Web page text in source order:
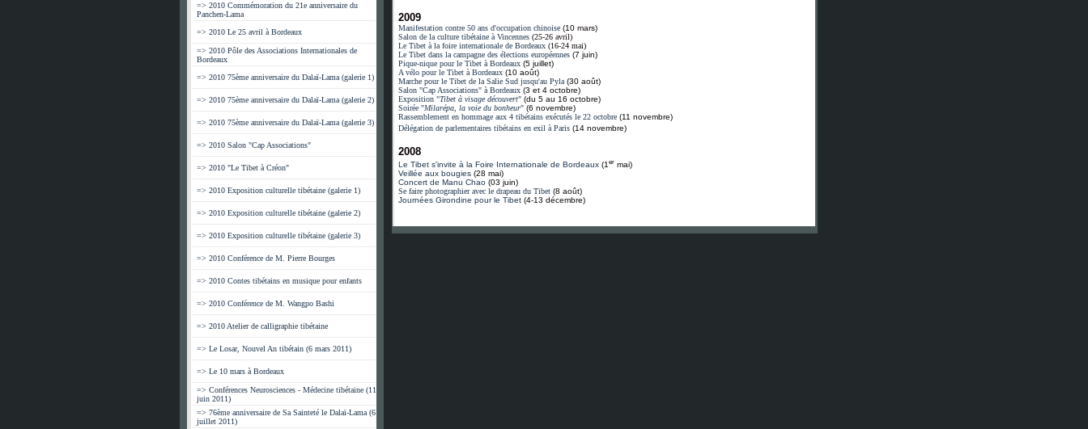
=> 2010 Commémoration du 21e anniversaire du
Panchen-Lama
=> 2010 Le 25 avril à Bordeaux
=> 2010 Pôle des Associations Internationales de
Bordeaux
=> 2010 75ème anniversaire du Dalaï-Lama (galerie 1)
=> 2010 75ème anniversaire du Dalaï-Lama (galerie 2)
=> 2010 75ème anniversaire du Dalaï-Lama (galerie 3)
=> 2010 Salon "Cap Associations"
=> 2010 "Le Tibet à Créon"
=> 2010 Exposition culturelle tibétaine (galerie 1)
=> 2010 Exposition culturelle tibétaine (galerie 2)
=> 2010 Exposition culturelle tibétaine (galerie 3)
=> 2010 Conférence de M. Pierre Bourges
=> 2010 Contes tibétains en musique pour enfants
=> 2010 Conférence de M. Wangpo Bashi
=> 2010 Atelier de calligraphie tibétaine
=> Le Losar, Nouvel An tibétain (6 mars 2011)
=> Le 10 mars à Bordeaux
=> Conférences Neurosciences - Médecine tibétaine (11
juin 2011)
=> 76ème anniversaire de Sa Sainteté le Dalaï-Lama (6
juillet 2011)
2009
Manifestation contre 50 ans d'occupation chinoise (10 mars)
Salon de la culture tibétaine à Vincennes(25-26 avril)
Le Tibet à la foire internationale de Bordeaux(16-24 mai)
Le Tibet dans la campagne des élections européennes(7 juin)
Pique-nique pour le Tibet à Bordeaux(5 juillet)
A vélo pour le Tibet à Bordeaux(10 août)
Marche pour le Tibet de la Salie Sud jusqu'au Pyla(30 août)
Salon "Cap Associations" à Bordeaux(3 et 4 octobre)
Exposition "Tibet à visage découvert"(du 5 au 16 octobre)
Soirée "Milarépa, la voie du bonheur"(6 novembre)
Rassemblement en hommage aux 4 tibétains exécutés le 22 octobre(11 novembre)
Délégation de parlementaires tibétains en exil à Paris(14 novembre)
2008
Le Tibet s'invite à la Foire Internationale de Bordeaux (1ermai)
Veillée aux bougies (28 mai)
Concert de Manu Chao (03 juin)
Se faire photographier avec le drapeau du Tibet (8 août)
Journées Girondine pour le Tibet (4-13 décembre)